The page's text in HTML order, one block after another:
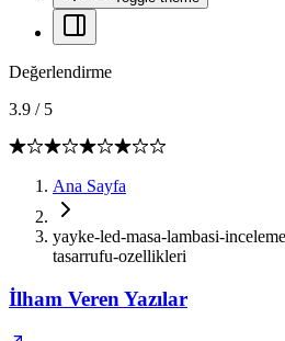
Değerlendirme
3.9 / 5
Ana Sayfa
yayke-led-masa-lambasi-
tasarrufu-ozellikleri
İlham Veren Yazılar